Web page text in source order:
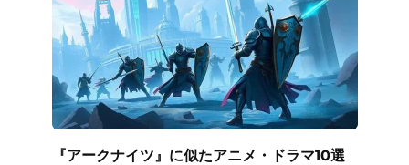
『アークナイツ』に似たアニメ・ドラマ10選